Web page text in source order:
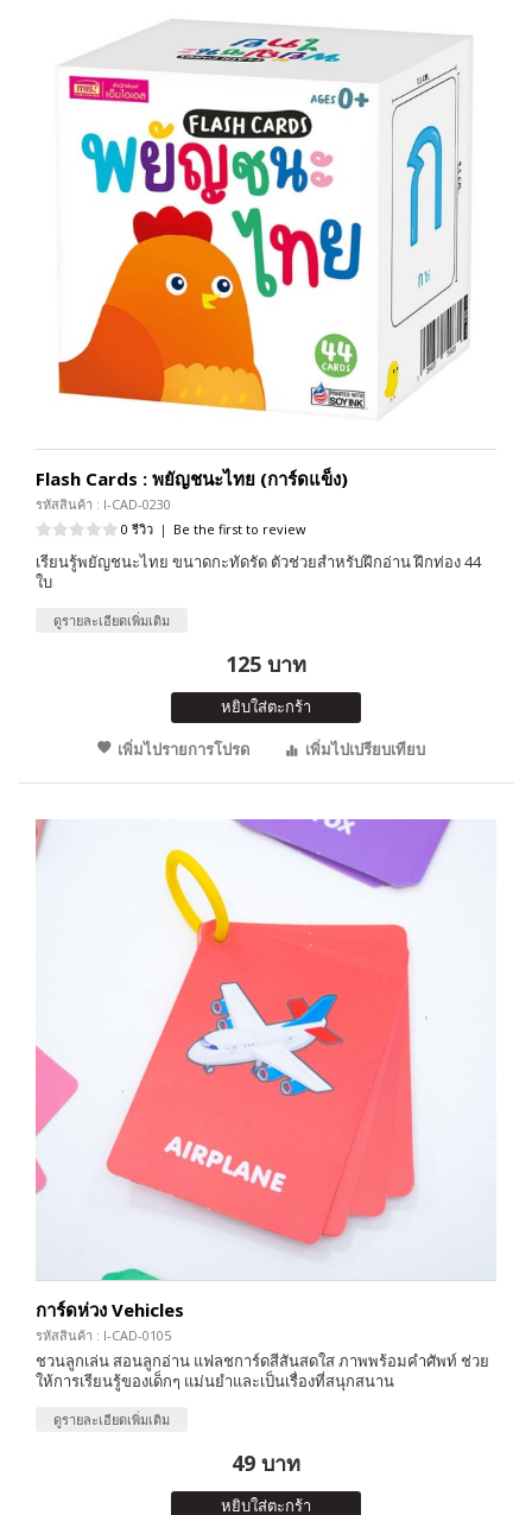
Flash Cards : พยัญชนะไทย (การ์ดแข็ง)
รหัสสินค้า : I-CAD-0230
0 รีวิว | Be the first to review
เรียนรู้พยัญชนะไทย ขนาดกะทัดรัด ตัวช่วยสำหรับฝึกอ่าน ฝึกท่อง 44
ใบ
ดูรายละเอียดเพิ่มเติม
125 บาท
หยิบใส่ตะกร้า
เพิ่มไปรายการโปรด
เพิ่มไปเปรียบเทียบ
การ์ดห่วง Vehicles
รหัสสินค้า : I-CAD-0105
ชวนลูกเล่น สอนลูกอ่าน แฟลชการ์ดสีสันสดใส ภาพพร้อมคำศัพท์ ช่วย
ให้การเรียนรู้ของเด็กๆ แม่นยำและเป็นเรื่องที่สนุกสนาน
ดูรายละเอียดเพิ่มเติม
49 บาท
หยิบใส่ตะกร้า